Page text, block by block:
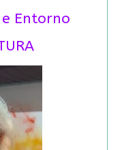
Entorno